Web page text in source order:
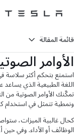
Tesla
الأوامر
اللغة الطبيعية الذي
تمكّنك الأوامر الصوتية
ونمطية تتمثل في استخدام
كحال غالبية الميزات،
الوظائف أو الأداء. وفي حين
قائمة المقالة